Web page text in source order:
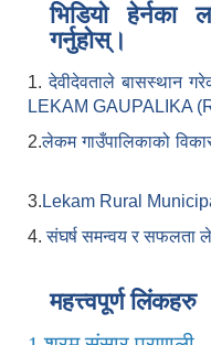
भिडियो हेर्नका
गर्नुहोस्।
1.देवीदेवताले बासस्थान
LEKAM GAUPALIKA
2.लेकम गाउँपालिकाको
3. Lekam Rural
4.संघर्ष समन्वय र सफलता
महत्त्वपूर्ण लिंकहरु